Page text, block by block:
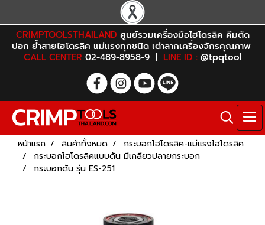
CRIMPTOOLSTHAILAND ศูนย์รวมเครื่องมือไฮโดรลิค คีมตัด
ปอก ย้ำสายไฮโดรลิค แม่แรงทุกชนิด เต่าลากเครื่องจักรคุณภาพ
CALL CENTER 02-489-8958-9 | LINE ID :@tpqtool
หน้าแรก สินค้าทั้งหมด
กระบอกไฮโดรลิค-แม่แรงไฮโดรลิค
กระบอกไฮโดรลิคแบบดัน มีเกลียวปลายกระบอก
กระบอกดัน รุ่น ES-251